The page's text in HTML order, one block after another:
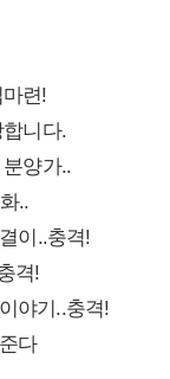
련!
니다.
양가..
..
이..충격!
격!
야기..충격!
다